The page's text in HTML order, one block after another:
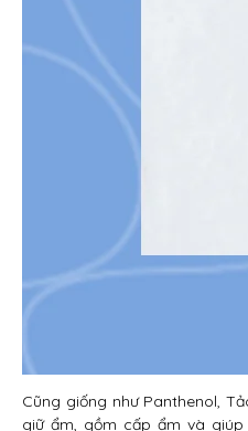
Cũng giống như Panthenol,
giữ ẩm, gồm cấp ẩm và